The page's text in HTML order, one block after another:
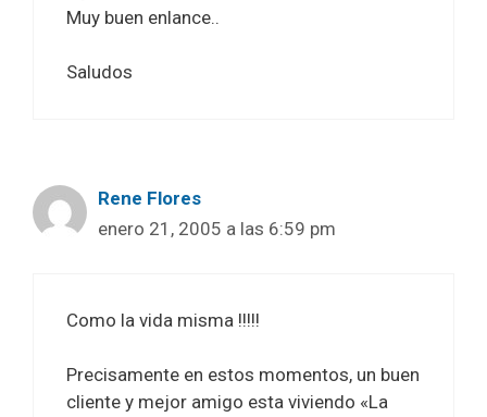
Muy buen enlance..
Saludos
Rene Flores
enero 21, 2005 a las 6:59 pm
Como la vida misma !!!!!
Precisamente en estos momentos, un buen
cliente y mejor amigo esta viviendo «La